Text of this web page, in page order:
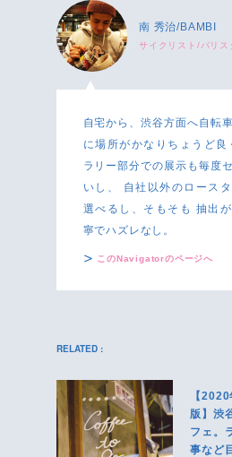
南 秀治/BAMBI
サイクリスト/バリス
自宅から、渋谷方面へ自転
に場所がかなりちょうど良
ラリー部分での展示も毎度
いし、 自社以外のロース
選べるし、そもそも 抽出
寧でハズレなし。
このNavigatorのページへ
RELATED :
【
版】渋
フェ。
事など